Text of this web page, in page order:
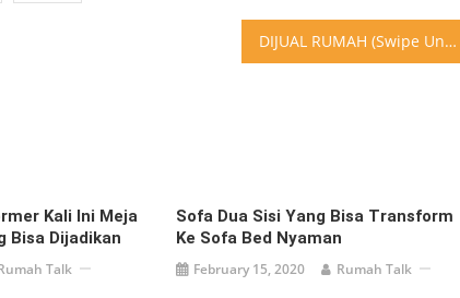
DIJUAL RUMAH (Swipe Untuk Gambar/Video Lainnya) Jalan Mongonsidi Baru
Kali Ini Meja
Bisa Dijadikan
Talk
Sofa Dua Sisi Yang Bisa Transform
Ke Sofa Bed Nyaman
February 15, 2020 Rumah Talk